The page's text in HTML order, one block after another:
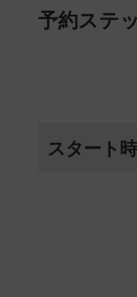
ページの本文へ
予約ステ
スタート